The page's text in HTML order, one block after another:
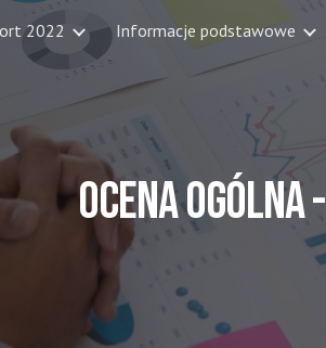
Skip to main content
2022 Informacje podstawowe
ocena ogólna -